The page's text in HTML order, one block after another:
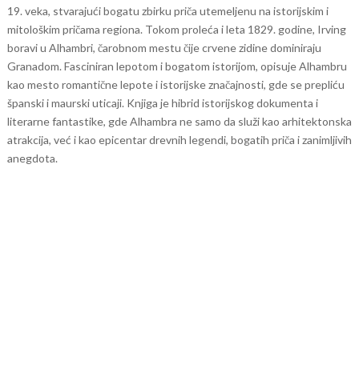
19. veka, stvarajući bogatu zbirku priča utemeljenu na istorijskim i
mitološkim pričama regiona. Tokom proleća i leta 1829. godine, Irving
boravi u Alhambri, čarobnom mestu čije crvene zidine dominiraju
Granadom. Fasciniran lepotom i bogatom istorijom, opisuje Alhambru
kao mesto romantične lepote i istorijske značajnosti, gde se prepliću
španski i maurski uticaji. Knjiga je hibrid istorijskog dokumenta i
literarne fantastike, gde Alhambra ne samo da služi kao arhitektonska
atrakcija, već i kao epicentar drevnih legendi, bogatih priča i zanimljivih
anegdota.